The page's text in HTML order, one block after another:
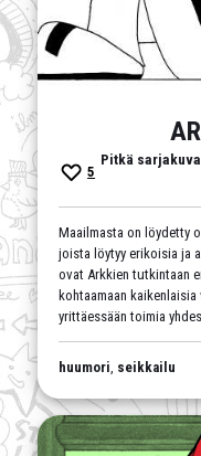
Pitkä sarjakuva
5
Maailmasta on löydetty
joista löytyy erikoisia ja
ovat Arkkien tutkintaan
kohtaamaan
yrittäessään toimia
huumori seikkailu